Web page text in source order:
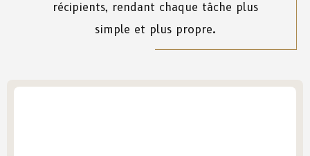
récipients, rendant chaque tâche plus
simple et plus propre.